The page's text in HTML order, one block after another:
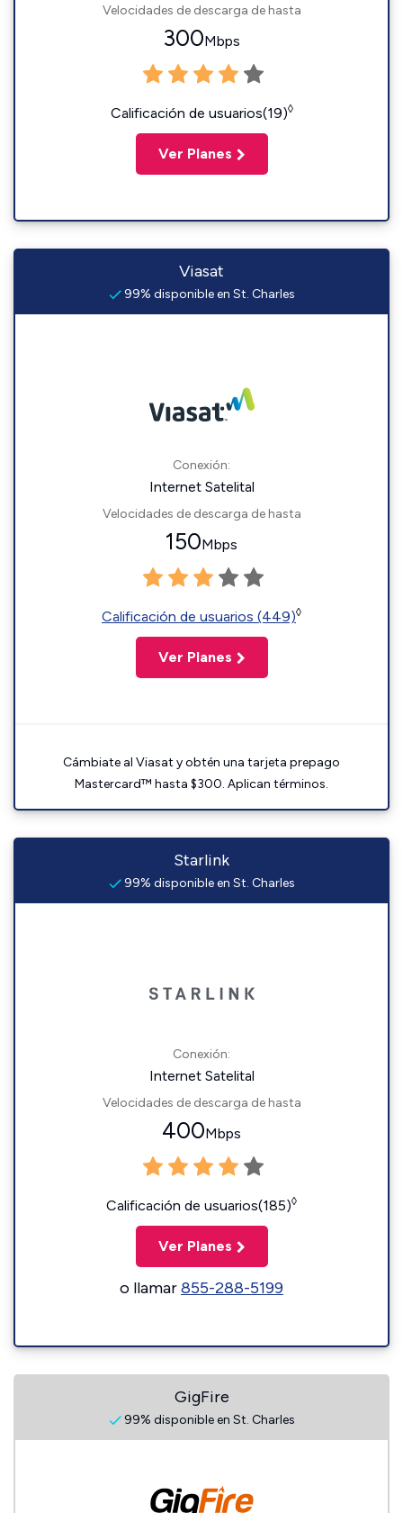
Velocidades de descarga de hasta
300Mbps
Calificación de usuarios(19)◊
Ver Planes
Viasat
99% disponible en St. Charles
Conexión:
Internet Satelital
Velocidades de descarga de hasta
150Mbps
Calificación de usuarios (449)◊
Ver Planes
Cámbiate al Viasat y obtén una tarjeta prepago
Mastercard™ hasta $300. Aplican términos.
Starlink
99% disponible en St. Charles
Conexión:
Internet Satelital
Velocidades de descarga de hasta
400Mbps
Calificación de usuarios(185)◊
Ver Planes
o llamar855-288-5199
GigFire
99% disponible en St. Charles